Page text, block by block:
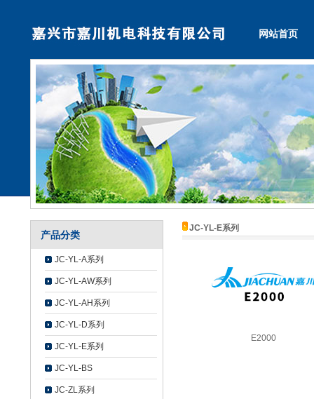
网站首页
产品分类
JC-YL-A系列
JC-YL-AW系列
JC-YL-AH系列
JC-YL-D系列
JC-YL-E系列
JC-YL-BS
JC-ZL系列
JC-YL-E系列
E2000